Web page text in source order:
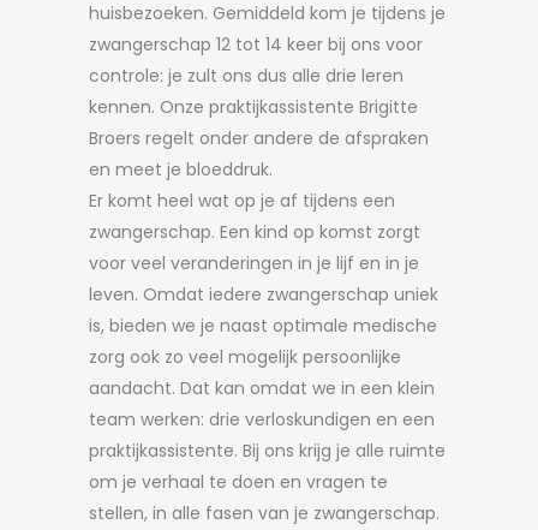
huisbezoeken. Gemiddeld kom je tijdens je
zwangerschap 12 tot 14 keer bij ons voor
controle: je zult ons dus alle drie leren
kennen. Onze praktijkassistente Brigitte
Broers regelt onder andere de afspraken
en meet je bloeddruk.
Er komt heel wat op je af tijdens een
zwangerschap. Een kind op komst zorgt
voor veel veranderingen in je lijf en in je
leven. Omdat iedere zwangerschap uniek
is, bieden we je naast optimale medische
zorg ook zo veel mogelijk persoonlijke
aandacht. Dat kan omdat we in een klein
team werken: drie verloskundigen en een
praktijkassistente. Bij ons krijg je alle ruimte
om je verhaal te doen en vragen te
stellen, in alle fasen van je zwangerschap.